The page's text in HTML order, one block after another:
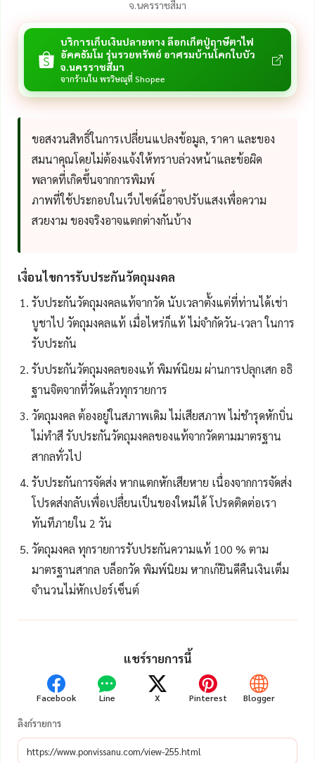
จ.นครราชสีมา
บริการเก็บเงินปลายทาง ล๊อกเก็ตปู่ฤาษีตาไฟ
อัคคธัมโม รุ่นรวยทรัพย์ อาศรมบ้านโคกใบบัว
จ.นครราชสีมา
จากร้านใน พรวิษณุที่ Shopee
ขอสงวนสิทธิ์ในการเปลี่ยนแปลงข้อมูล, ราคา และของ
สมนาคุณโดยไม่ต้องแจ้งให้ทราบล่วงหน้าและข้อผิด
พลาดที่เกิดขึ้นจากการพิมพ์
ภาพที่ใช้ประกอบในเว็บไซด์นี้อาจปรับแสงเพื่อความ
สวยงาม ของจริงอาจแตกต่างกันบ้าง
เงื่อนไขการรับประกันวัตถุมงคล
รับประกันวัตถุมงคลแท้จากวัด นับเวลาตั้งแต่ที่ท่านได้เช่า
บูชาไป วัตถุมงคลแท้ เมื่อไหร่ก็แท้ ไม่จำกัดวัน-เวลา ในการ
รับประกัน
รับประกันวัตถุมงคลของแท้ พิมพ์นิยม ผ่านการปลุกเสก อธิ
ฐานจิตจากที่วัดแล้วทุกรายการ
วัตถุมงคล ต้องอยู่ในสภาพเดิม ไม่เสียสภาพ ไม่ชำรุดหักบิ่น
ไม่ทำสี รับประกันวัตถุมงคลของแท้จากวัดตามมาตรฐาน
สากลทั่วไป
รับประกันการจัดส่ง หากแตกหักเสียหาย เนื่องจากการจัดส่ง
โปรดส่งกลับเพื่อเปลื่ยนเป็นของใหม่ได้ โปรดติดต่อเรา
ทันทีภายใน 2 วัน
วัตถุมงคล ทุกรายการรับประกันความแท้ 100 % ตาม
มาตรฐานสากล บล็อกวัด พิมพ์นิยม หากเก๊ยินดีคืนเงินเต็ม
จำนวนไม่หักเปอร์เซ็นต์
แชร์รายการนี้
Facebook Line X Pinterest Blogger
ลิงก์รายการ